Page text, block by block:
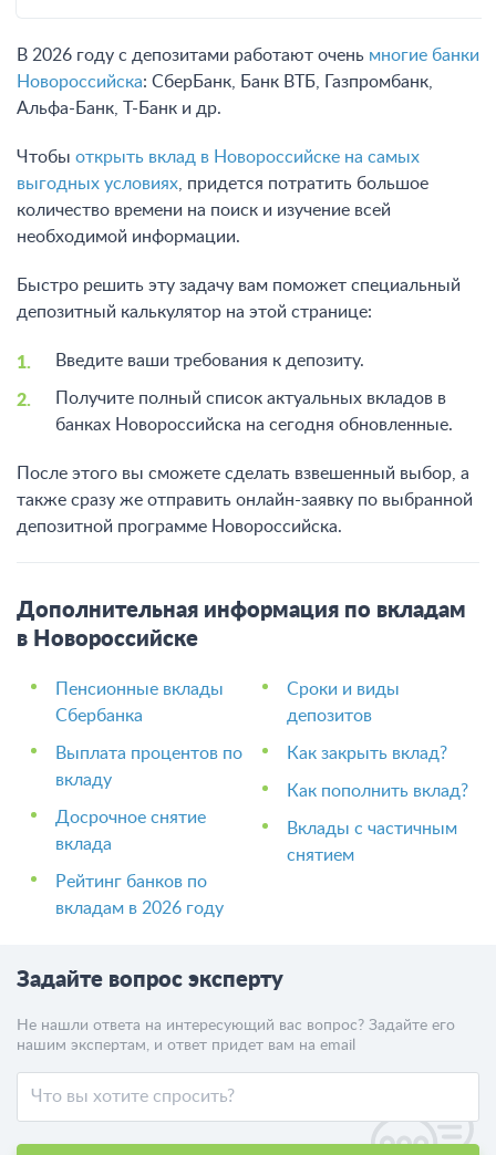
В 2026 году с депозитами работают очень многие банки
Новороссийска: СберБанк, Банк ВТБ, Газпромбанк,
Альфа-Банк, Т-Банк и др.
Чтобы открыть вклад в Новороссийске на самых
выгодных условиях , придется потратить большое
количество времени на поиск и изучение всей
необходимой информации.
Быстро решить эту задачу вам поможет специальный
депозитный калькулятор на этой странице:
Введите ваши требования к депозиту.
Получите полный список актуальных вкладов в
банках Новороссийска на сегодня обновленные.
После этого вы сможете сделать взвешенный выбор, а
также сразу же отправить онлайн-заявку по выбранной
депозитной программе Новороссийска.
Дополнительная информация по вкладам
в Новороссийске
Пенсионные вклады
Сбербанка
Выплата процентов по
вкладу
Досрочное снятие
вклада
Рейтинг банков по
вкладам в 2026 году
Сроки и виды
депозитов
Как закрыть вклад?
Как пополнить вклад?
Вклады с частичным
снятием
Задайте вопрос эксперту
Не нашли ответа на интересующий вас вопрос? Задайте его
нашим экспертам, и ответ придет вам на email